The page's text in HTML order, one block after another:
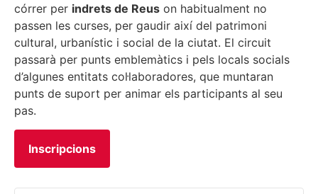
córrer per indrets de Reus on habitualment no
passen les curses, per gaudir així del patrimoni
cultural, urbanístic i social de la ciutat. El circuit
passarà per punts emblemàtics i pels locals socials
d’algunes entitats col·laboradores, que muntaran
punts de suport per animar els participants al seu
pas.
Inscripcions